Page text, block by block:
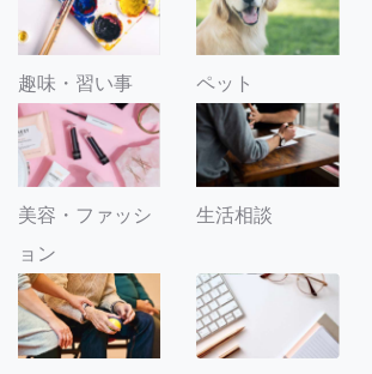
趣味・習い事 ペット
美容・ファッシ
ョン
生活相談